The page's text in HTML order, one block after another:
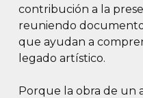
contribución a la
reuniendo
que ayudan a
legado artístico.
Porque la obra de un